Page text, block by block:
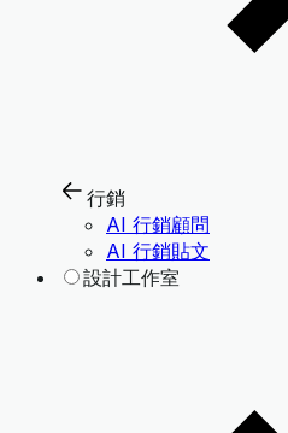
行銷
AI 行銷顧問
AI 行銷貼文
設計工作室